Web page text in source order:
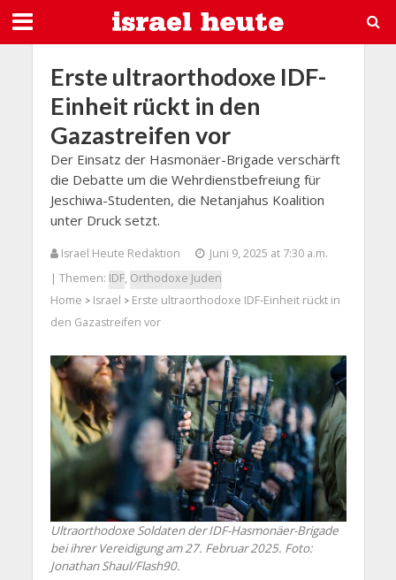
Erste ultraorthodoxe IDF-
Einheit rückt in den
Gazastreifen vor
Der Einsatz der Hasmonäer-Brigade verschärft
die Debatte um die Wehrdienstbefreiung für
Jeschiwa-Studenten, die Netanjahus Koalition
unter Druck setzt.
Israel Heute Redaktion
Juni 9, 2025 at 7:30 a.m.
| Themen: IDF, Orthodoxe Juden
Home > Israel > Erste ultraorthodoxe IDF-Einheit rückt in
den Gazastreifen vor
Ultraorthodoxe Soldaten der IDF-Hasmonäer-Brigade
bei ihrer Vereidigung am 27. Februar 2025. Foto:
Jonathan Shaul/Flash90.